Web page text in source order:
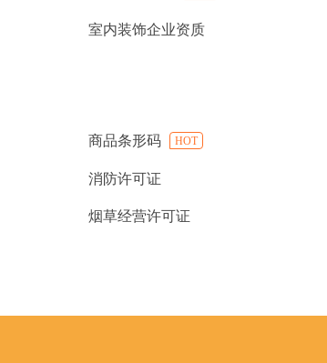
室内装饰企业资质
商品条形码 HOT
消防许可证
烟草经营许可证